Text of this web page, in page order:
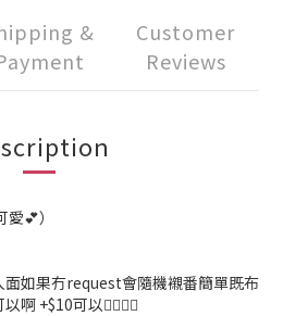
&
Customer
Reviews
💕）
面如果冇request會隨機襯番簡單既布
+$10可以👌🏻👌🏻